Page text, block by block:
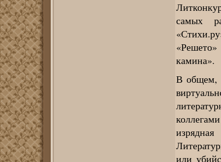
самых
камина».
В общем,
или